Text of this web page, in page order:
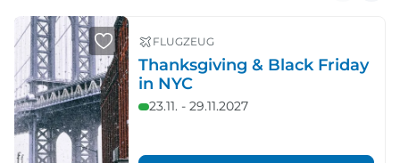
FLUGZEUG
Thanksgiving & Black Friday
in NYC
23.11. - 29.11.2027